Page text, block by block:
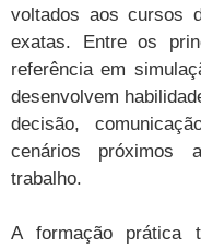
voltados aos cursos
exatas. Entre os
referência em
desenvolvem
decisão,
cenários próximos
trabalho.
A formação prática